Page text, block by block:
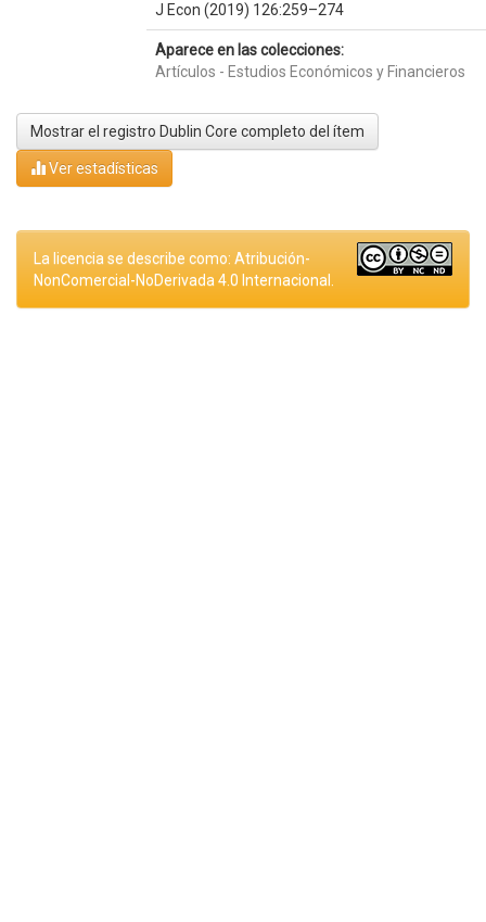
J Econ (2019) 126:259–274
Aparece en las colecciones:
Artículos - Estudios Económicos y Financieros
Mostrar el registro Dublin Core completo del ítem
Ver estadísticas
La licencia se describe como: Atribución-
NonComercial-NoDerivada 4.0 Internacional.